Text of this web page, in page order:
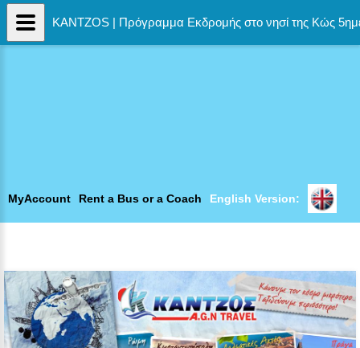
MyAccount Rent a Bus or a Coach English Version:
KANTZOS | Πρόγραμμα Εκδρομής στο νησί της Κώς